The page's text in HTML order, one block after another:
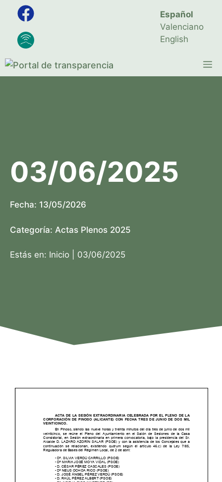
Saltar
contenido
Español
Valenciano
English
03/06/2025
Fecha: 13/05/2026
Categoría: Actas Plenos 2025
Estás en: Inicio 03/06/2025